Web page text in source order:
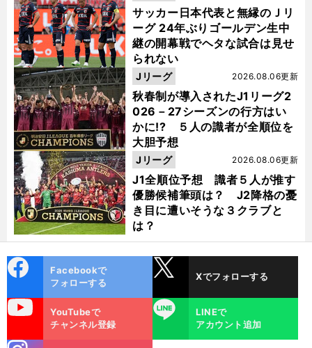
サッカー日本代表と無縁のＪリ
ーグ 24年ぶりゴールデン生中
継の開幕戦でヘタな試合は見せ
られない
秋春制が導入されたJ1リーグ2
026－27シーズンの行方はい
かに!? ５人の識者が全順位を
大胆予想
2026.08.06更新
Jリーグ
J1全順位予想 識者５人が推す
優勝候補筆頭は？ J2降格の憂
き目に遭いそうな３クラブと
は？
2026.08.06更新
Jリーグ
ok
Facebookで
フォローする
Xでフォローする
YouTubeで
チャンネル登録
LINE
LINEで
アカウント追加